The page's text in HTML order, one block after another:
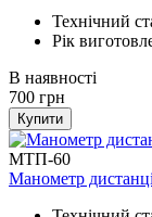
Технічний
Рік
В наявності
700 грн
Купити
МТП-60
Манометр